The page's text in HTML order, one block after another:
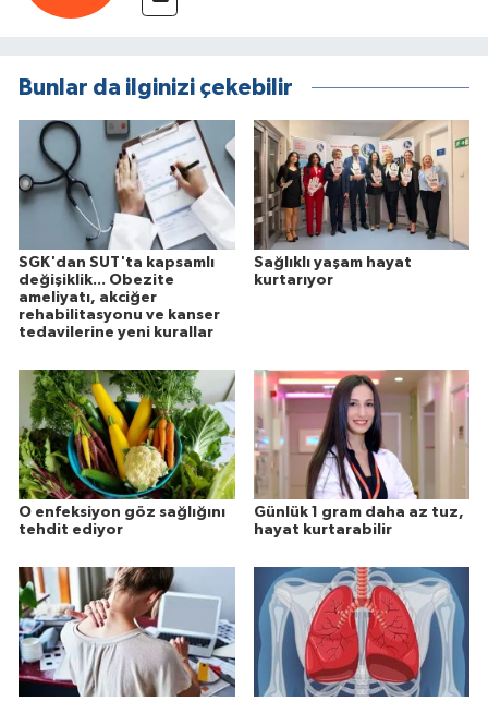
Bunlar da ilginizi çekebilir
SGK'dan SUT'ta kapsamlı
değişiklik... Obezite
ameliyatı, akciğer
rehabilitasyonu ve kanser
tedavilerine yeni kurallar
Sağlıklı yaşam hayat
kurtarıyor
O enfeksiyon göz sağlığını
tehdit ediyor
Günlük 1 gram daha az tuz,
hayat kurtarabilir